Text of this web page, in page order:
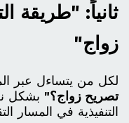
ثانياً: "طريقة
زواج"
لكل من يتساءل عبر
تصريح زواج؟" بشكل
التنفيذية في المسار